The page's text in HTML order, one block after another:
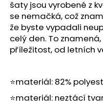
šaty jsou vyrobené z
se nemačká, což
že byste vypadali
celý den. To
příležitost, od letních
⭐materiál: 82%
⭐materiál: neztácí
D
o
p
u
č